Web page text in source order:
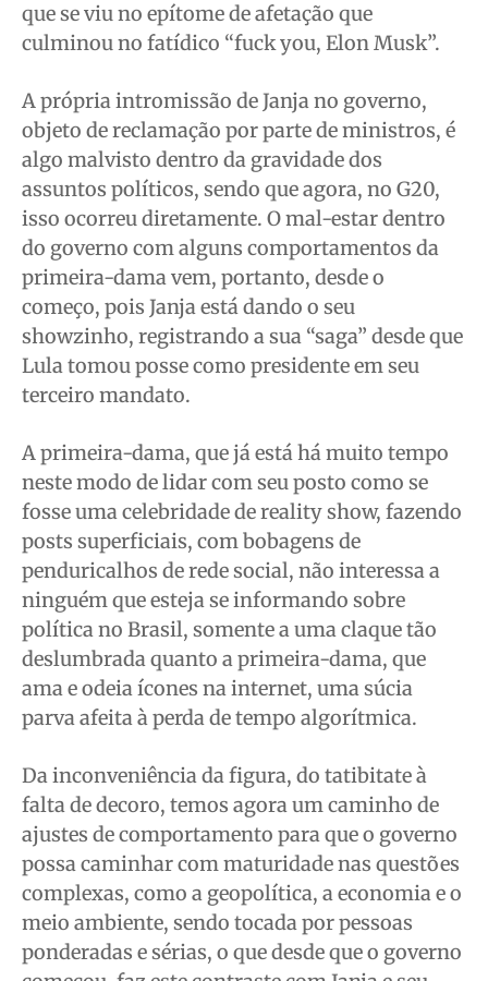
que se viu no epítome de afetação que
culminou no fatídico “fuck you, Elon Musk”.
A própria intromissão de Janja no governo,
objeto de reclamação por parte de ministros, é
algo malvisto dentro da gravidade dos
assuntos políticos, sendo que agora, no G20,
isso ocorreu diretamente. O mal-estar dentro
do governo com alguns comportamentos da
primeira-dama vem, portanto, desde o
começo, pois Janja está dando o seu
showzinho, registrando a sua “saga” desde que
Lula tomou posse como presidente em seu
terceiro mandato.
A primeira-dama, que já está há muito tempo
neste modo de lidar com seu posto como se
fosse uma celebridade de reality show, fazendo
posts superficiais, com bobagens de
penduricalhos de rede social, não interessa a
ninguém que esteja se informando sobre
política no Brasil, somente a uma claque tão
deslumbrada quanto a primeira-dama, que
ama e odeia ícones na internet, uma súcia
parva afeita à perda de tempo algorítmica.
Da inconveniência da figura, do tatibitate à
falta de decoro, temos agora um caminho de
ajustes de comportamento para que o governo
possa caminhar com maturidade nas questões
complexas, como a geopolítica, a economia e o
meio ambiente, sendo tocada por pessoas
ponderadas e sérias, o que desde que o governo